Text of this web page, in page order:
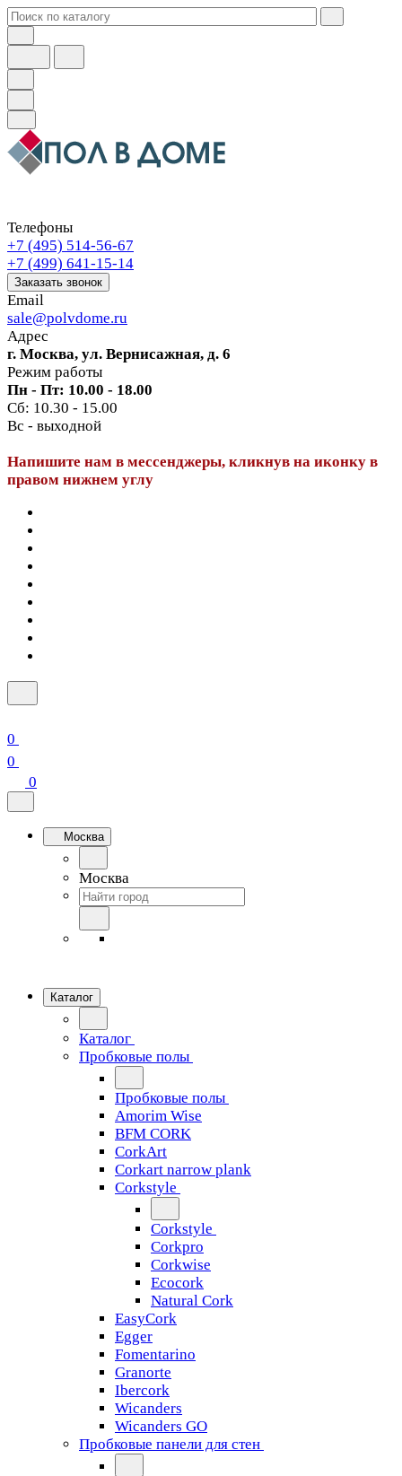
Телефоны
+7 (495) 514-56-67
+7 (499) 641-15-14
Заказать звонок
Email
sale@polvdome.ru
Адрес
г. Москва, ул. Вернисажная, д. 6
Режим работы
Пн - Пт: 10.00 - 18.00
Сб: 10.30 - 15.00
Вс - выходной
Напишите нам в мессенджеры, кликнув на иконку в
правом нижнем углу
0
0
0
Москва
Москва
Каталог
Каталог
Пробковые полы
Пробковые полы
Amorim Wise
BFM CORK
CorkArt
Corkart narrow plank
Corkstyle
Corkstyle
Corkpro
Corkwise
Ecocork
Natural Cork
EasyCork
Egger
Fomentarino
Granorte
Ibercork
Wicanders
Wicanders GO
Пробковые панели для стен